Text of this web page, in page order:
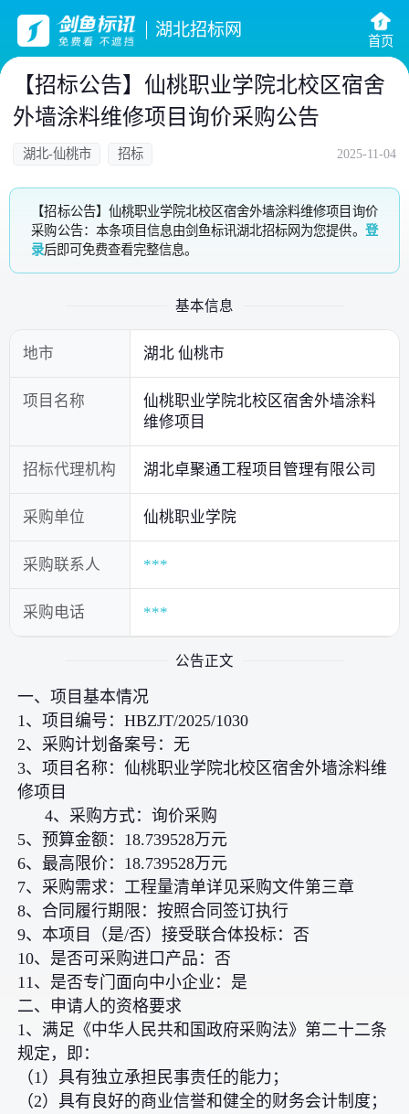
湖北招标网
首页
【招标公告】仙桃职业学院北校区宿舍
外墙涂料维修项目询价采购公告
湖北-仙桃市 招标 2025-11-04
【招标公告】仙桃职业学院北校区宿舍外墙涂料维修项目询价
采购公告：本条项目信息由剑鱼标讯湖北招标网为您提供。 登
录后即可免费查看完整信息。
基本信息
地市 湖北 仙桃市
项目名称
仙桃职业学院北校区宿舍外墙涂料
维修项目
招标代理机构 湖北卓聚通工程项目管理有限公司
采购单位 仙桃职业学院
采购联系人 ***
采购电话 ***
公告正文
一、项目基本情况
1、项目编号：HBZJT/2025/1030
2、采购计划备案号：无
3、项目名称：仙桃职业学院北校区宿舍外墙涂料维
修项目
4、采购方式：询价采购
5、预算金额：18.739528万元
6、最高限价：18.739528万元
7、采购需求：工程量清单详见采购文件第三章
8、合同履行期限：按照合同签订执行
9、本项目（是/否）接受联合体投标：否
10、是否可采购进口产品：否
11、是否专门面向中小企业：是
二、申请人的资格要求
1、满足《中华人民共和国政府采购法》第二十二条
规定，即：
（1）具有独立承担民事责任的能力；
（2）具有良好的商业信誉和健全的财务会计制度；